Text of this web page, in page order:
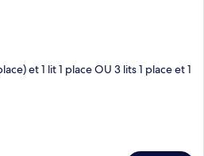
et 1 lit 1 place OU 3 lits 1 place et 1